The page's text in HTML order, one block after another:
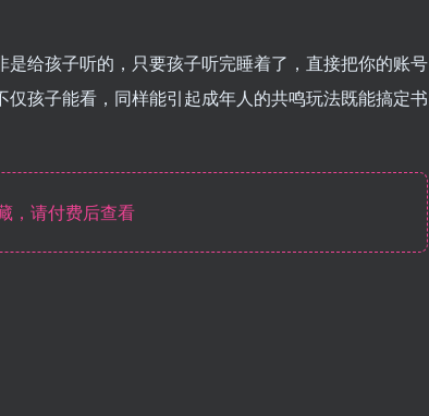
给孩子听的，只要孩子听完睡着了，直接把你的账号
孩子能看，同样能引起成年人的共鸣玩法既能搞定书
，请付费后查看